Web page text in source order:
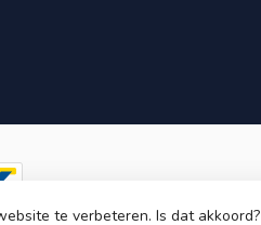
te verbeteren. Is dat akkoord?